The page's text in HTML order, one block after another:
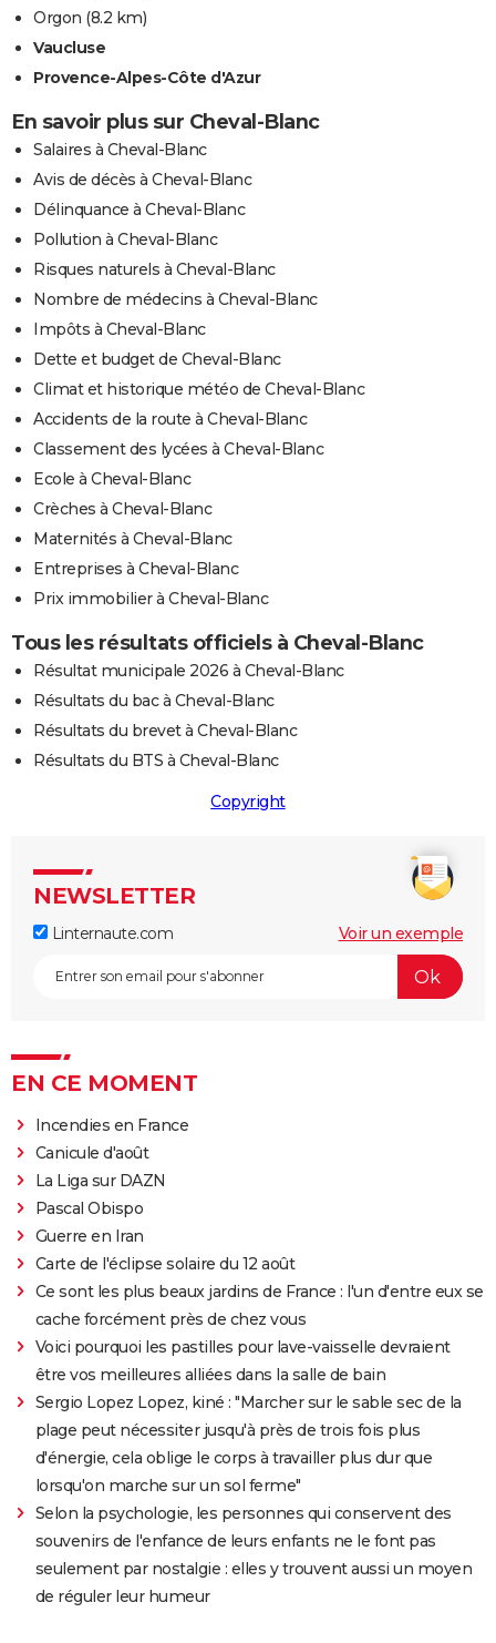
Orgon (8.2 km)
Vaucluse
Provence-Alpes-Côte d'Azur
En savoir plus sur Cheval-Blanc
Salaires à Cheval-Blanc
Avis de décès à Cheval-Blanc
Délinquance à Cheval-Blanc
Pollution à Cheval-Blanc
Risques naturels à Cheval-Blanc
Nombre de médecins à Cheval-Blanc
Impôts à Cheval-Blanc
Dette et budget de Cheval-Blanc
Climat et historique météo de Cheval-Blanc
Accidents de la route à Cheval-Blanc
Classement des lycées à Cheval-Blanc
Ecole à Cheval-Blanc
Crèches à Cheval-Blanc
Maternités à Cheval-Blanc
Entreprises à Cheval-Blanc
Prix immobilier à Cheval-Blanc
Tous les résultats officiels à Cheval-Blanc
Résultat municipale 2026 à Cheval-Blanc
Résultats du bac à Cheval-Blanc
Résultats du brevet à Cheval-Blanc
Résultats du BTS à Cheval-Blanc
Copyright
NEWSLETTER
Linternaute.com Voir un exemple
EN CE MOMENT
Incendies en France
Canicule d'août
La Liga sur DAZN
Pascal Obispo
Guerre en Iran
Carte de l'éclipse solaire du 12 août
Ce sont les plus beaux jardins de France : l'un d'entre eux se
cache forcément près de chez vous
Voici pourquoi les pastilles pour lave-vaisselle devraient
être vos meilleures alliées dans la salle de bain
Sergio Lopez Lopez, kiné : "Marcher sur le sable sec de la
plage peut nécessiter jusqu'à près de trois fois plus
d'énergie, cela oblige le corps à travailler plus dur que
lorsqu'on marche sur un sol ferme"
Selon la psychologie, les personnes qui conservent des
souvenirs de l'enfance de leurs enfants ne le font pas
seulement par nostalgie : elles y trouvent aussi un moyen
de réguler leur humeur